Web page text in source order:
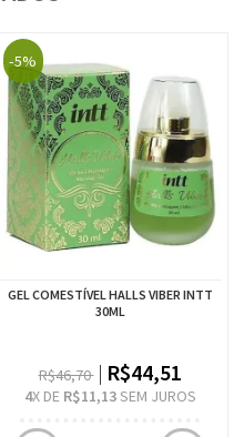
-5%
GEL COMESTÍVEL HALLS VIBER INTT
30ML
R$46,70 R$44,51
4X DE R$11,13SEM JUROS